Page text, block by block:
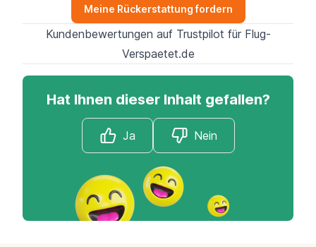
Meine Rückerstattung fordern
Kundenbewertungen auf Trustpilot für Flug-
Verspaetet.de
Hat Ihnen dieser Inhalt gefallen?
Ja Nein